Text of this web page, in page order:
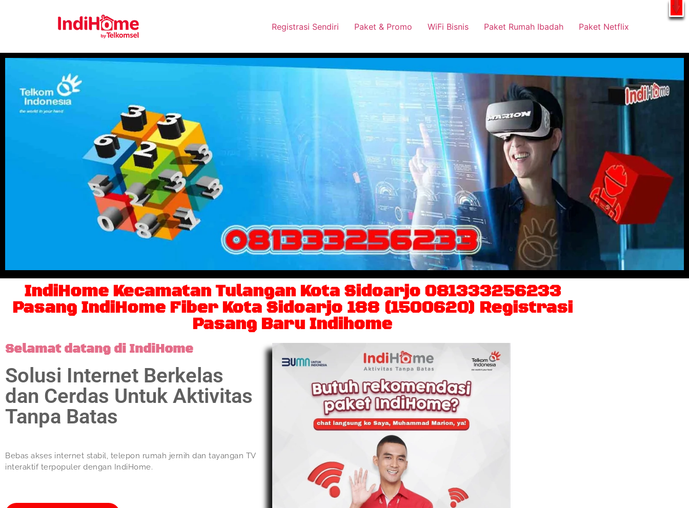
Registrasi Sendiri Paket & Promo WiFi Bisnis Paket Rumah Ibadah Paket Netflix
IndiHome Kecamatan Tulangan Kota Sidoarjo 081333256233
Pasang IndiHome Fiber Kota Sidoarjo 188 (1500620) Registrasi
Pasang Baru Indihome
Selamat datang di IndiHome
Solusi Internet Berkelas
dan Cerdas Untuk Aktivitas
Tanpa Batas
Bebas akses internet stabil, telepon rumah jernih dan tayangan TV
interaktif terpopuler dengan IndiHome.